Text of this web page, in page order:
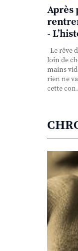
Après
-
Le rêve
loin de
mains
rien ne
cette